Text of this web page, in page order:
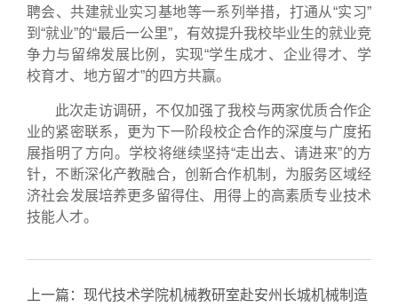
聘会、共建就业实习基地等一系列举措，打通从“实习”
到“就业”的“最后一公里”，有效提升我校毕业生的就业竞
争力与留绵发展比例，实现“学生成才、企业得才、学
校育才、地方留才”的四方共赢。
此次走访调研，不仅加强了我校与两家优质合作企
业的紧密联系，更为下一阶段校企合作的深度与广度拓
展指明了方向。学校将继续坚持“走出去、请进来”的方
针，不断深化产教融合，创新合作机制，为服务区域经
济社会发展培养更多留得住、用得上的高素质专业技术
技能人才。
上一篇： 现代技术学院机械教研室赴安州长城机械制造